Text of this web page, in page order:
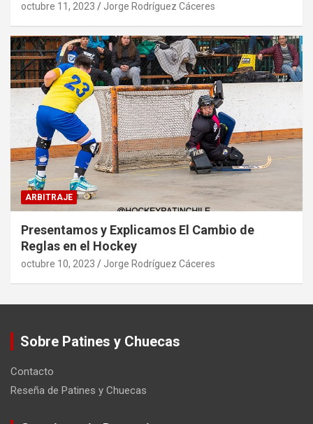
octubre 11, 2023 Jorge Rodríguez Cáceres
ARBITRAJE
Presentamos y Explicamos El Cambio de
Reglas en el Hockey
octubre 10, 2023 Jorge Rodríguez Cáceres
Sobre Patines y Chuecas
Contacto
Reseña de Patines y Chuecas